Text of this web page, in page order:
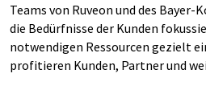
Teams von Ruveon und des
die Bedürfnisse der Kunden
notwendigen Ressourcen gezielt
profitieren Kunden, Partner und